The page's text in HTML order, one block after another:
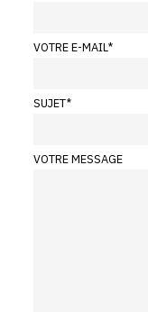
VOTRE E-MAIL*
SUJET*
VOTRE MESSAGE